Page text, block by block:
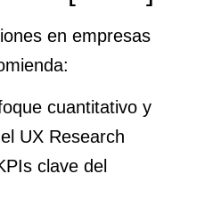
en empresas
cuantitativo y
UX Research
clave del